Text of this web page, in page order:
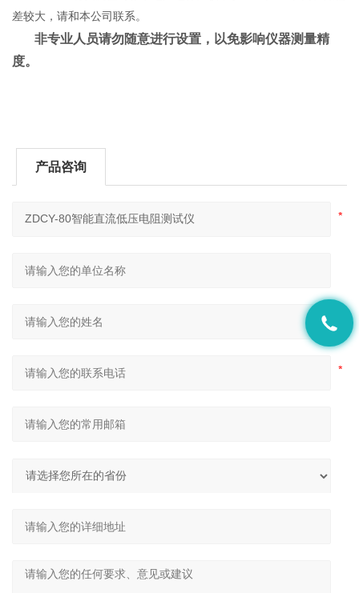
差较大，请和本公司联系。
非专业人员请勿随意进行设置，以免影响仪器测量精
度。
产品咨询